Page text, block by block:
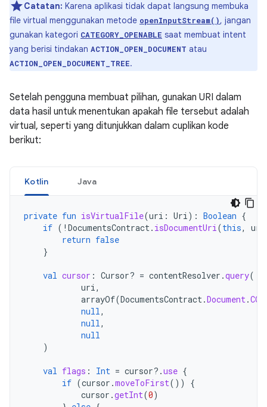
Catatan: Karena aplikasi tidak dapat langsung membuka
file virtual menggunakan metode openInputStream(), jangan
gunakan kategori CATEGORY_OPENABLE saat membuat intent
yang berisi tindakan ACTION_OPEN_DOCUMENT atau
ACTION_OPEN_DOCUMENT_TREE.
Setelah pengguna membuat pilihan, gunakan URI dalam
data hasil untuk menentukan apakah file tersebut adalah
virtual, seperti yang ditunjukkan dalam cuplikan kode
berikut:
Kotlin Java
private fun isVirtualFile(uri : Uri): Boolean {
if ( ! DocumentsContract. isDocumentUri(this, uri
return false
}
val cursor : Cursor? = contentResolver .query(
uri,
arrayOf(DocumentsContract.Document.
null,
null,
null
)
val flags : Int = cursor?.use {
if (cursor .moveToFirst())
{
cursor .getInt(0)